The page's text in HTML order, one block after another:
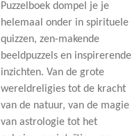
Puzzelboek dompel je je
helemaal onder in spirituele
quizzen, zen-makende
beeldpuzzels en inspirerende
inzichten. Van de grote
wereldreligies tot de kracht
van de natuur, van de magie
van astrologie tot het